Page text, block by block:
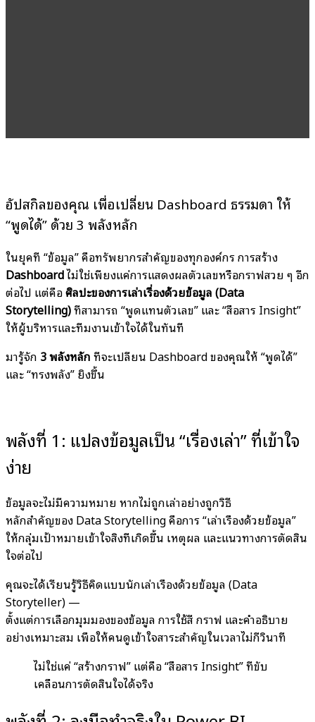
อัปสกิลของคุณ เพื่อเปลี่ยน Dashboard ธรรมดา ให้
“พูดได้” ด้วย 3 พลังหลัก
ในยุคที่ “ข้อมูล” คือทรัพยากรสำคัญของทุกองค์กร การสร้าง
Dashboardไม่ใช่เพียงแค่การแสดงผลตัวเลขหรือกราฟสวย ๆ อีก
ต่อไป แต่คือศิลปะของการเล่าเรื่องด้วยข้อมูล (Data
Storytelling)ที่สามารถ “พูดแทนตัวเลข” และ “สื่อสาร Insight”
ให้ผู้บริหารและทีมงานเข้าใจได้ในทันที
มารู้จัก 3 พลังหลักที่จะเปลี่ยน Dashboard ของคุณให้ “พูดได้”
และ “ทรงพลัง” ยิ่งขึ้น
พลังที่ 1: แปลงข้อมูลเป็น “เรื่องเล่า” ที่เข้าใจ
ง่าย
ข้อมูลจะไม่มีความหมาย หากไม่ถูกเล่าอย่างถูกวิธี
หลักสำคัญของ Data Storytelling คือการ “เล่าเรื่องด้วยข้อมูล”
ให้กลุ่มเป้าหมายเข้าใจสิ่งที่เกิดขึ้น เหตุผล และแนวทางการตัดสิน
ใจต่อไป
คุณจะได้เรียนรู้วิธีคิดแบบนักเล่าเรื่องด้วยข้อมูล (Data
Storyteller) —
ตั้งแต่การเลือกมุมมองของข้อมูล การใช้สี กราฟ และคำอธิบาย
อย่างเหมาะสม เพื่อให้คนดูเข้าใจสาระสำคัญในเวลาไม่กี่วินาที
ไม่ใช่แค่ “สร้างกราฟ” แต่คือ “สื่อสาร Insight” ที่ขับ
เคลื่อนการตัดสินใจได้จริง